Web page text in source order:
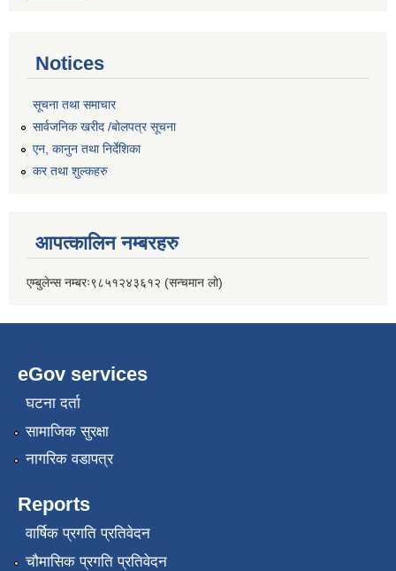
Notices
सूचना तथा समाचार
सार्वजनिक खरीद /बोलपत्र सूचना
एन, कानुन तथा निर्देशिका
कर तथा शुल्कहरु
आपत्कालिन नम्बरहरु
एम्बुलेन्स नम्बरः९८५१२४३६१२ (सन्चमान लो)
eGov services
घटना दर्ता
सामाजिक सुरक्षा
नागरिक वडापत्र
Reports
वार्षिक प्रगति प्रतिवेदन
चौमासिक प्रगति प्रतिवेदन